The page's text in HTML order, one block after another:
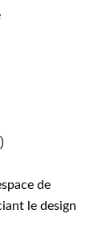
de
le design